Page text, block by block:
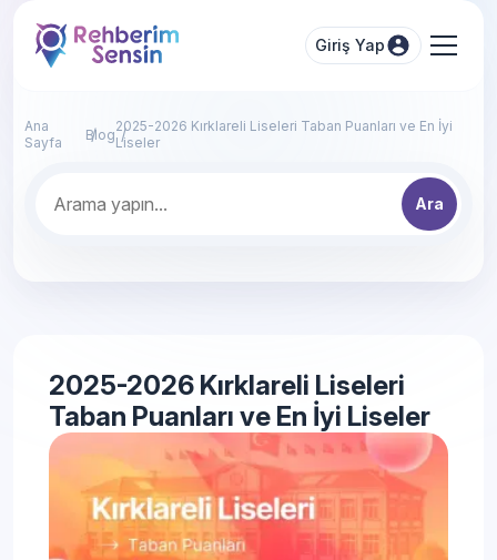
Giriş Yap
Ana
Sayfa
Blog2025-2026 Kırklareli Liseleri Taban Puanları ve En İyi
Liseler
Ara
2025-2026 Kırklareli Liseleri
Taban Puanları ve En İyi Liseler